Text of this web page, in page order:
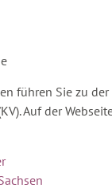
führen Sie zu
Auf der